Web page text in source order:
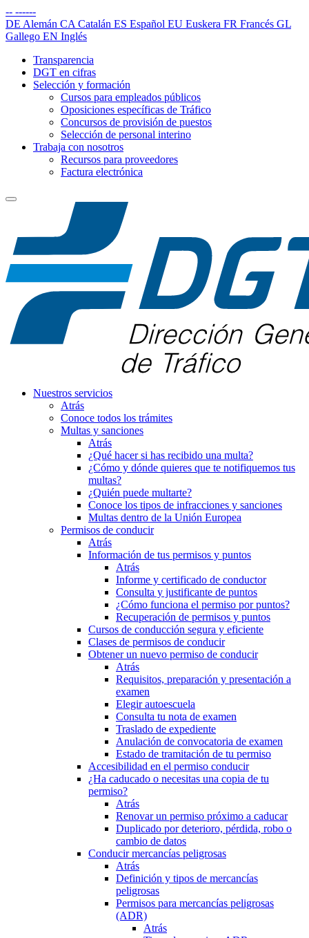
-- ------
DE Alemán CA Catalán ES Español EU Euskera FR Francés GL
Gallego EN Inglés
Transparencia
DGT en cifras
Selección y formación
Cursos para empleados públicos
Oposiciones específicas de Tráfico
Concursos de provisión de puestos
Selección de personal interino
Trabaja con nosotros
Recursos para proveedores
Factura electrónica
Nuestros servicios
Atrás
Conoce todos los trámites
Multas y sanciones
Atrás
¿Qué hacer si has recibido una multa?
¿Cómo y dónde quieres que te notifiquemos tus
multas?
¿Quién puede multarte?
Conoce los tipos de infracciones y sanciones
Multas dentro de la Unión Europea
Permisos de conducir
Atrás
Información de tus permisos y puntos
Atrás
Informe y certificado de conductor
Consulta y justificante de puntos
¿Cómo funciona el permiso por puntos?
Recuperación de permisos y puntos
Cursos de conducción segura y eficiente
Clases de permisos de conducir
Obtener un nuevo permiso de conducir
Atrás
Requisitos, preparación y presentación a
examen
Elegir autoescuela
Consulta tu nota de examen
Traslado de expediente
Anulación de convocatoria de examen
Estado de tramitación de tu permiso
Accesibilidad en el permiso conducir
¿Ha caducado o necesitas una copia de tu
permiso?
Atrás
Renovar un permiso próximo a caducar
Duplicado por deterioro, pérdida, robo o
cambio de datos
Conducir mercancías peligrosas
Atrás
Definición y tipos de mercancías
peligrosas
Permisos para mercancías peligrosas
(ADR)
Atrás